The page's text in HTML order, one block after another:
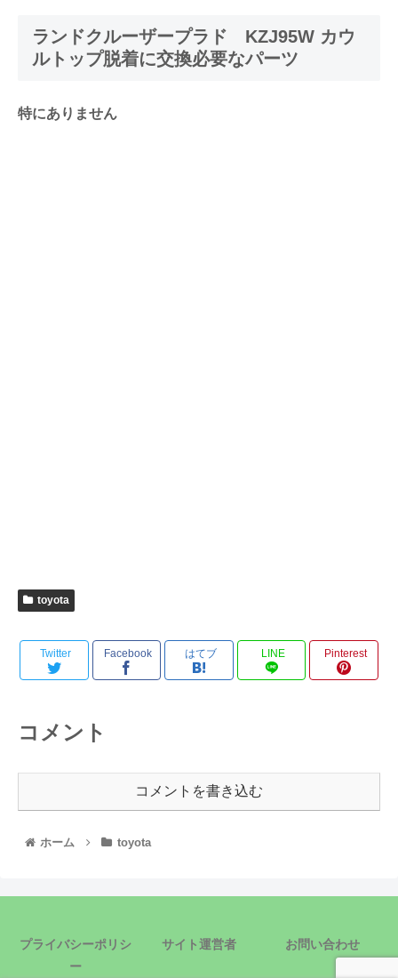
ランドクルーザープラド KZJ95W カウ
ルトップ脱着に交換必要なパーツ
特にありません
toyota
Twitter Facebook はてブ LINE Pinterest
コメント
コメントを書き込む
ホーム toyota
プライバシーポリシ
ー
サイト運営者 お問い合わせ